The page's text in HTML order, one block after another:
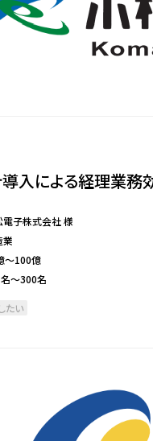
入による経理業務
電子株式会社 様
業
～100億
～300名
たい